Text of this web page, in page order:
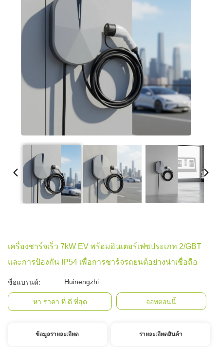
เครื่องชาร์จเร็ว 7kW EV พร้อมอินเตอร์เฟซประเภท 2/GBT
และการป้องกัน IP54 เพื่อการชาร์จรถยนต์อย่างน่าเชื่อถือ
ชื่อแบรนด์: Huinengzhi
หา ราคา ที่ ดี ที่สุด จอทตอนนี้
ข้อมูลรายละเอียด รายละเอียดสินค้า